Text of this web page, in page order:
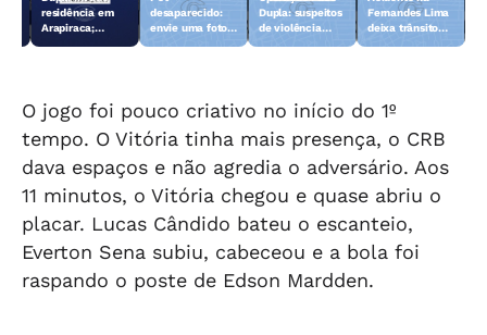
residência em
Arapiraca;
desaparecido:
envie uma foto
Dupla: suspeitos
de violência
Fernandes Lima
deixa trânsito
O jogo foi pouco criativo no início do 1º
tempo. O Vitória tinha mais presença, o CRB
dava espaços e não agredia o adversário. Aos
11 minutos, o Vitória chegou e quase abriu o
placar. Lucas Cândido bateu o escanteio,
Everton Sena subiu, cabeceou e a bola foi
raspando o poste de Edson Mardden.